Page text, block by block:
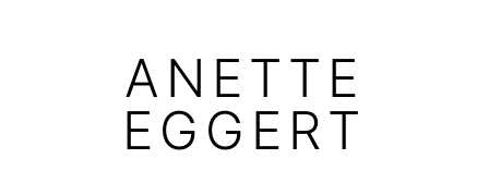
ANETTE
EGGERT